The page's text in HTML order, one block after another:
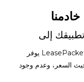
إلى
يوفر LeasePacket ترحيل مجاني للخوادم مع خوادم مخصصة
السعر، وعدم وجود